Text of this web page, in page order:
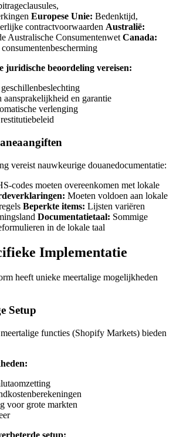
Europese Unie: Bedenktijd,
contractvoorwaarden Australië:
Australische Consumentenwet Canada:
juridische beoordeling vereisen:
aansprakelijkheid en garantie
verlenging
vereist nauwkeurige douanedocumentatie:
codes moeten overeenkomen met lokale
Moeten voldoen aan lokale
Beperkte items: Lijsten variëren
Documentatietaal: Sommige
in de lokale taal
Implementatie
heeft unieke meertalige mogelijkheden
Setup
functies (Shopify Markets) bieden
voor grote markten
setup: